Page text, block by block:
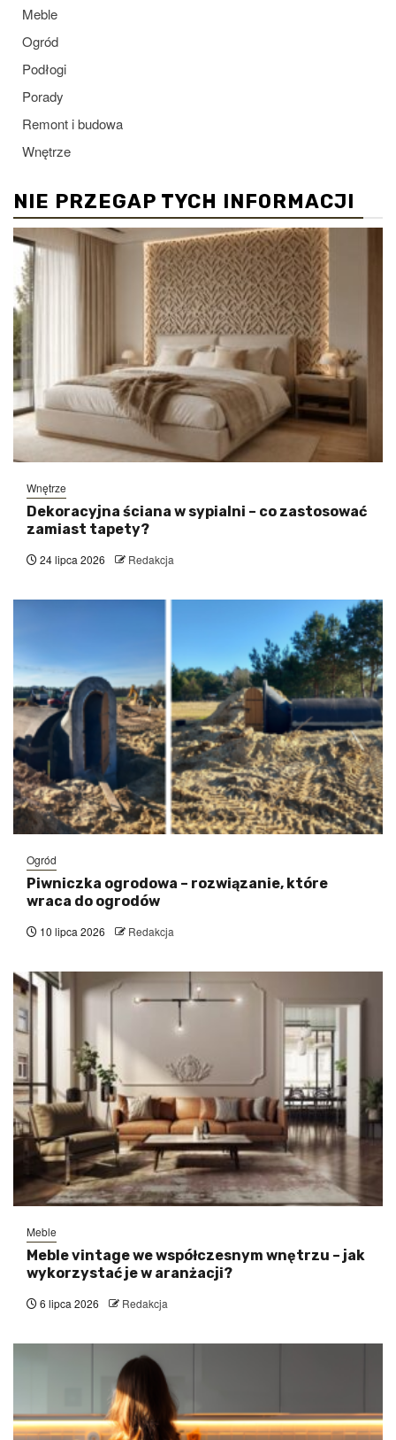
Meble
Ogród
Podłogi
Porady
Remont i budowa
Wnętrze
NIE PRZEGAP TYCH INFORMACJI
Wnętrze
Dekoracyjna ściana w sypialni – co zastosować
zamiast tapety?
24 lipca 2026 Redakcja
Ogród
Piwniczka ogrodowa – rozwiązanie, które
wraca do ogrodów
10 lipca 2026 Redakcja
Meble
Meble vintage we współczesnym wnętrzu – jak
wykorzystać je w aranżacji?
6 lipca 2026 Redakcja